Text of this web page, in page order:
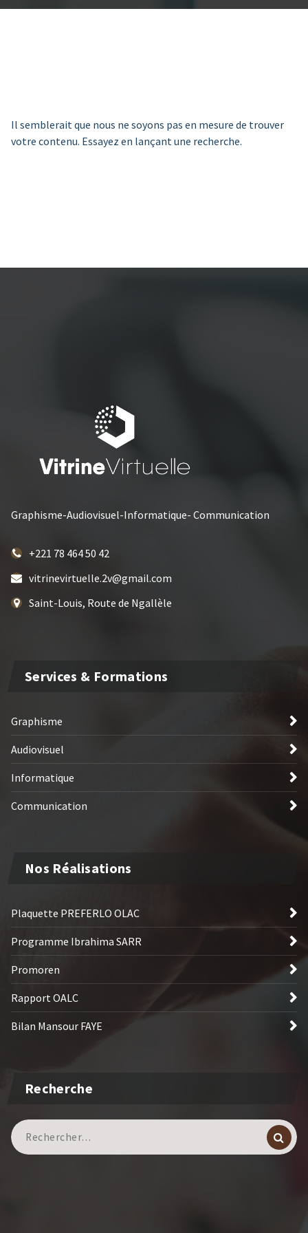
Il semblerait que nous ne soyons pas en mesure de trouver
votre contenu. Essayez en lançant une recherche.
Graphisme-Audiovisuel-Informatique- Communication
+221 78 464 50 42
vitrinevirtuelle.2v@gmail.com
Saint-Louis, Route de Ngallèle
Services & Formations
Graphisme
Audiovisuel
Informatique
Communication
Nos Réalisations
Plaquette PREFERLO OLAC
Programme Ibrahima SARR
Promoren
Rapport OALC
Bilan Mansour FAYE
Recherche
Recherche
pour :